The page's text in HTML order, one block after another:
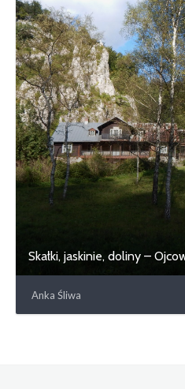
Skałki, jaskinie, doliny –
Anka Śliwa